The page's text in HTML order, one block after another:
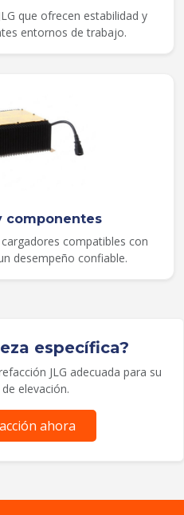
que ofrecen estabilidad y
entornos de trabajo.
componentes
compatibles con
desempeño confiable.
específica?
JLG adecuada para su
elevación.
ahora